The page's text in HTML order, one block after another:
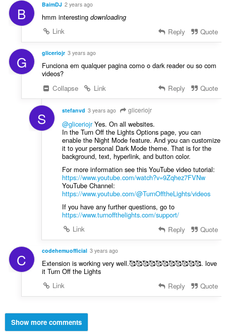
B BaimDJ 2 years ago
hmm interesting downloading
Link Reply Quote
G gliceriojr 3 years ago
Funciona em qualquer pagina como o dark reader ou so com
videos?
Collapse
Link Reply Quote
S stefanvd 3 years ago gliceriojr
@gliceriojrYes. On all websites.
In the Turn Off the Lights Options page, you can
enable the Night Mode feature. And you can customize
it to your personal Dark Mode theme. That is for the
background, text, hyperlink, and button color.
For more information see this YouTube video tutorial:
https://www.youtube.com/watch?v=9Zqhez7FVNw
YouTube Channel:
https://www.youtube.com/@TurnOfftheLights/videos
If you have any further questions, go to
https://www.turnoffthelights.com/support/
Link
Reply Quote
C codehemuofficial 3 years ago
Extension is working very well.🥰🥰🥰🥰🥰🥰🥰🥰🥰🥰🥰. love
it Turn Off the Lights
Link
Reply Quote
Show more comments